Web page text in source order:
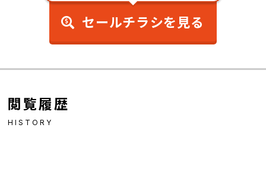
セールチラシを見る
閲覧履歴
HISTORY